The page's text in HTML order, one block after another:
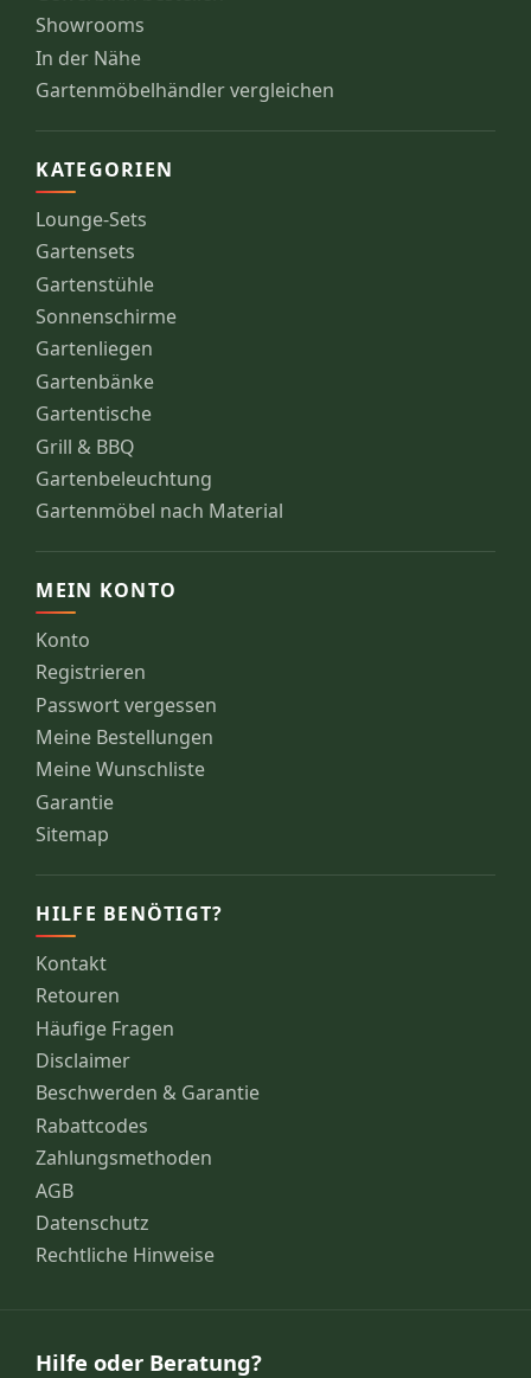
Showrooms
In der Nähe
Gartenmöbelhändler vergleichen
KATEGORIEN
Lounge-Sets
Gartensets
Gartenstühle
Sonnenschirme
Gartenliegen
Gartenbänke
Gartentische
Grill & BBQ
Gartenbeleuchtung
Gartenmöbel nach Material
MEIN KONTO
Konto
Registrieren
Passwort vergessen
Meine Bestellungen
Meine Wunschliste
Garantie
Sitemap
HILFE BENÖTIGT?
Kontakt
Retouren
Häufige Fragen
Disclaimer
Beschwerden & Garantie
Rabattcodes
Zahlungsmethoden
AGB
Datenschutz
Rechtliche Hinweise
Hilfe oder Beratung?